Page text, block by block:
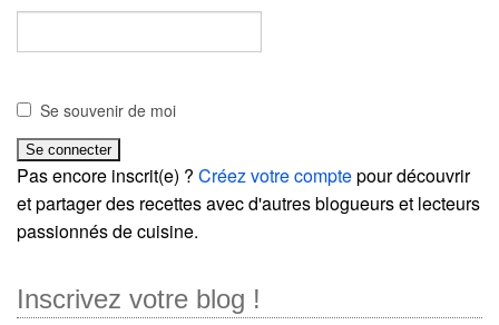
Se souvenir de moi
Pas encore inscrit(e) ? Créez votre comptepour découvrir
et partager des recettes avec d'autres blogueurs et lecteurs
passionnés de cuisine.
Inscrivez votre blog !